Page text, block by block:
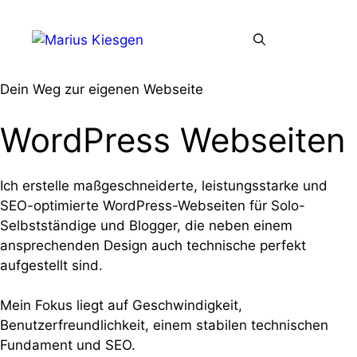
Inhalt
springen
Dein Weg zur eigenen Webseite
WordPress Webseiten
Ich erstelle maßgeschneiderte, leistungsstarke und
SEO-optimierte WordPress-Webseiten für Solo-
Selbstständige und Blogger, die neben einem
ansprechenden Design auch technische perfekt
aufgestellt sind.
Mein Fokus liegt auf Geschwindigkeit,
Benutzerfreundlichkeit, einem stabilen technischen
Fundament und SEO.